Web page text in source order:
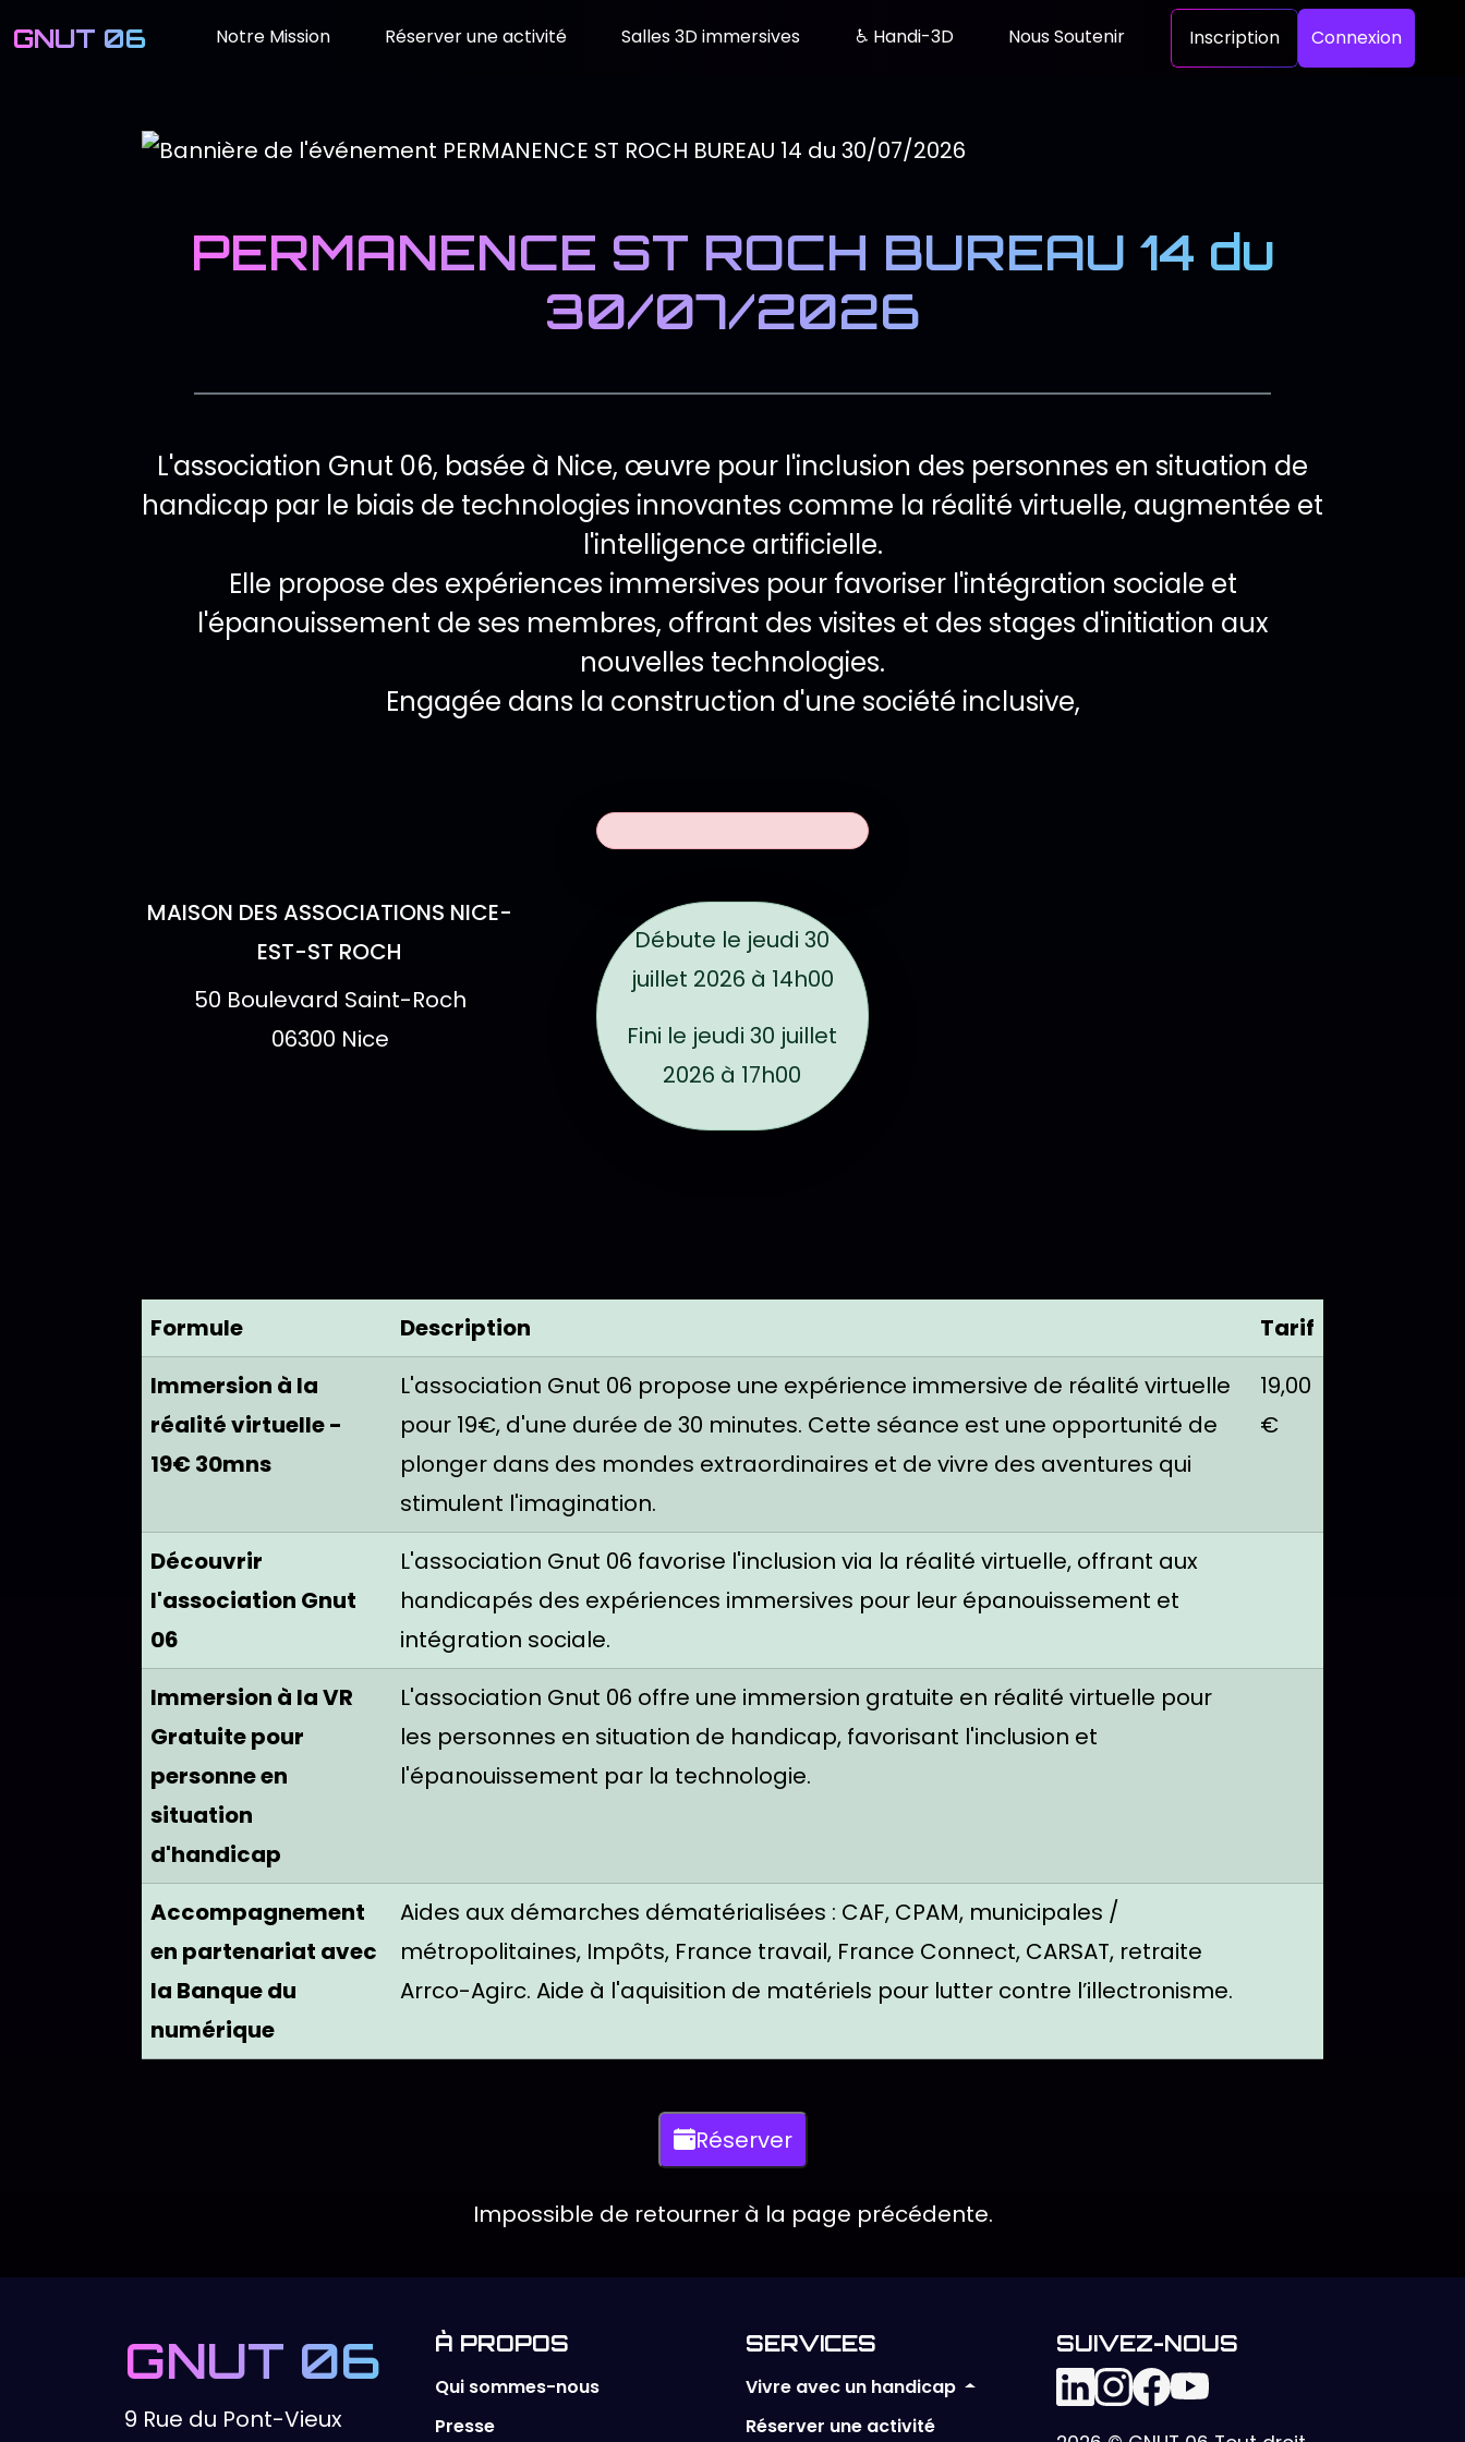
GNUT 06 Notre Mission Réserver une activité Salles 3D immersives ♿ Handi-3D Nous Soutenir Inscription Connexion
PERMANENCE ST ROCH BUREAU 14 du
30/07/2026
Description de l'événement
L'association Gnut 06, basée à Nice, œuvre pour l'inclusion des personnes en situation de
handicap par le biais de technologies innovantes comme la réalité virtuelle, augmentée et
l'intelligence artificielle.
Elle propose des expériences immersives pour favoriser l'intégration sociale et
l'épanouissement de ses membres, offrant des visites et des stages d'initiation aux
nouvelles technologies.
Engagée dans la construction d'une société inclusive,
Lieu de l'événement
MAISON DES ASSOCIATIONS NICE-
EST-ST ROCH
Adresse :
50 Boulevard Saint-Roch
06300 Nice
Dates de l'événement
Débute le jeudi 30
juillet 2026 à 14h00
Fini le jeudi 30 juillet
2026 à 17h00
TABLEAU DES TARIFS
Formule Description
Tarif
Immersion à la
réalité virtuelle -
19€ 30mns
L'association Gnut 06 propose une expérience immersive de réalité virtuelle
pour 19€, d'une durée de 30 minutes. Cette séance est une opportunité de
plonger dans des mondes extraordinaires et de vivre des aventures qui
stimulent l'imagination.
19,00
€
Découvrir
l'association Gnut
06
L'association Gnut 06 favorise l'inclusion via la réalité virtuelle, offrant aux
handicapés des expériences immersives pour leur épanouissement et
intégration sociale.
Immersion à la VR
Gratuite pour
personne en
situation
d'handicap
L'association Gnut 06 offre une immersion gratuite en réalité virtuelle pour
les personnes en situation de handicap, favorisant l'inclusion et
l'épanouissement par la technologie.
Accompagnement
en partenariat avec
la Banque du
numérique
Aides aux démarches dématérialisées : CAF, CPAM, municipales /
métropolitaines, Impôts, France travail, France Connect, CARSAT, retraite
Arrco-Agirc. Aide à l'aquisition de matériels pour lutter contre l’illectronisme.
Actions disponibles
Réserver
Impossible de retourner à la page précédente.
GNUT 06
9 Rue du Pont-Vieux
À PROPOS
Qui sommes-nous
Presse
SERVICES
Vivre avec un handicap
Réserver une activité
SUIVEZ-NOUS